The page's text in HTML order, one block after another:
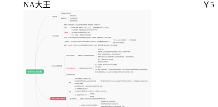
NA大王 ￥5